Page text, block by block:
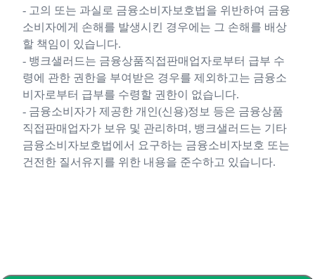
- 고의 또는 과실로 금융소비자보호법을 위반하여 금융
소비자에게 손해를 발생시킨 경우에는 그 손해를 배상
할 책임이 있습니다.
- 뱅크샐러드는 금융상품직접판매업자로부터 급부 수
령에 관한 권한을 부여받은 경우를 제외하고는 금융소
비자로부터 급부를 수령할 권한이 없습니다.
- 금융소비자가 제공한 개인(신용)정보 등은 금융상품
직접판매업자가 보유 및 관리하며, 뱅크샐러드는 기타
금융소비자보호법에서 요구하는 금융소비자보호 또는
건전한 질서유지를 위한 내용을 준수하고 있습니다.